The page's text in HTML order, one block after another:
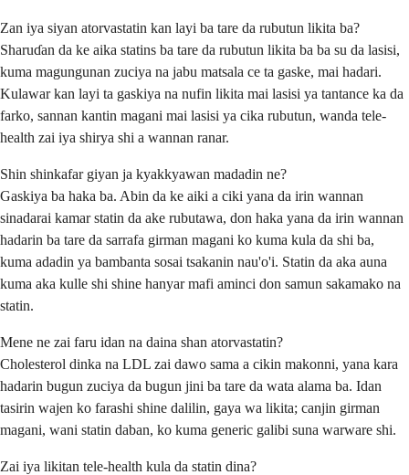
Zan iya siyan atorvastatin kan layi ba tare da rubutun likita ba?
Sharuɗan da ke aika statins ba tare da rubutun likita ba ba su da lasisi,
kuma magungunan zuciya na jabu matsala ce ta gaske, mai hadari.
Kulawar kan layi ta gaskiya na nufin likita mai lasisi ya tantance ka da
farko, sannan kantin magani mai lasisi ya cika rubutun, wanda tele-
health zai iya shirya shi a wannan ranar.
Shin shinkafar giyan ja kyakkyawan madadin ne?
Gaskiya ba haka ba. Abin da ke aiki a ciki yana da irin wannan
sinadarai kamar statin da ake rubutawa, don haka yana da irin wannan
hadarin ba tare da sarrafa girman magani ko kuma kula da shi ba,
kuma adadin ya bambanta sosai tsakanin nau'o'i. Statin da aka auna
kuma aka kulle shi shine hanyar mafi aminci don samun sakamako na
statin.
Mene ne zai faru idan na daina shan atorvastatin?
Cholesterol dinka na LDL zai dawo sama a cikin makonni, yana kara
hadarin bugun zuciya da bugun jini ba tare da wata alama ba. Idan
tasirin wajen ko farashi shine dalilin, gaya wa likita; canjin girman
magani, wani statin daban, ko kuma generic galibi suna warware shi.
Zai iya likitan tele-health kula da statin dina?